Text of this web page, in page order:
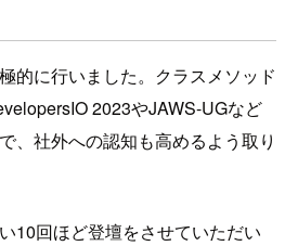
的に行いました。クラスメソッド
2023やJAWS-UGなど
、社外への認知も高めるよう取り
10回ほど登壇をさせていただい